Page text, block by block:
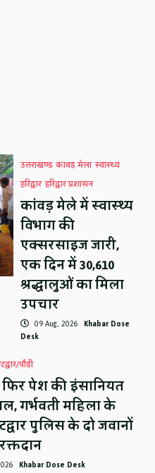
उत्तराखण्ड कावड़ मेला स्वास्थ्य
हरिद्वार हरिद्वार प्रशासन
कांवड़ मेले में स्वास्थ्य
विभाग की
एक्सरसाइज जारी,
एक दिन में 30,610
श्रद्धालुओं का मिला
उपचार
09 Aug, 2026 Khabar Dose
Desk
पौड़ी
पेश की इंसानियत
गर्भवती महिला के
पुलिस के दो जवानों
Khabar Dose Desk